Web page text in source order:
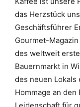
das Herzstück
Geschäftsführer
Gourmet-
des weltweit
Bauernmarkt in
des neuen Lokals
Hommage an